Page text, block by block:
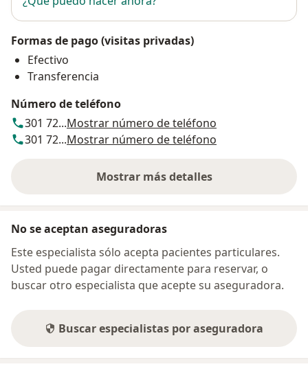
Formas de pago (visitas privadas)
Efectivo
Transferencia
Número de teléfono
301 72...Mostrar número de teléfono
301 72...Mostrar número de teléfono
Mostrar más detalles
sobre la dirección
No se aceptan aseguradoras
Este especialista sólo acepta pacientes particulares.
Usted puede pagar directamente para reservar, o
buscar otro especialista que acepte su aseguradora.
Buscar especialistas por aseguradora